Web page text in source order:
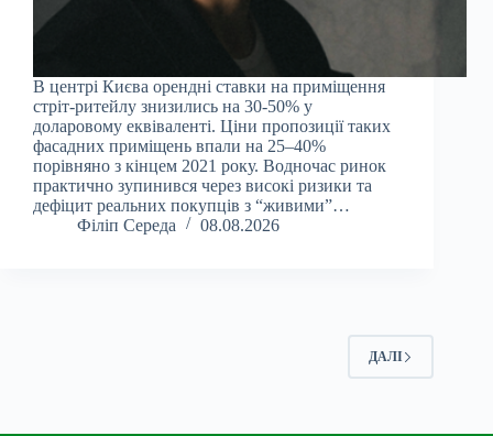
В центрі Києва орендні ставки на приміщення
стріт-ритейлу знизились на 30-50% у
доларовому еквіваленті. Ціни пропозиції таких
фасадних приміщень впали на 25–40%
порівняно з кінцем 2021 року. Водночас ринок
практично зупинився через високі ризики та
дефіцит реальних покупців з “живими”…
Філіп Середа
08.08.2026
ДАЛІ